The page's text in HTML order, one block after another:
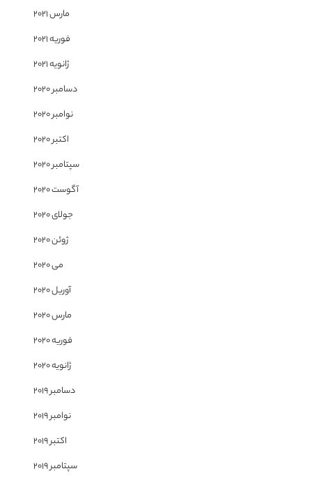
مارس 2021
فوریه 2021
ژانویه 2021
دسامبر 2020
نوامبر 2020
اکتبر 2020
سپتامبر 2020
آگوست 2020
جولای 2020
ژوئن 2020
می 2020
آوریل 2020
مارس 2020
فوریه 2020
ژانویه 2020
دسامبر 2019
نوامبر 2019
اکتبر 2019
سپتامبر 2019